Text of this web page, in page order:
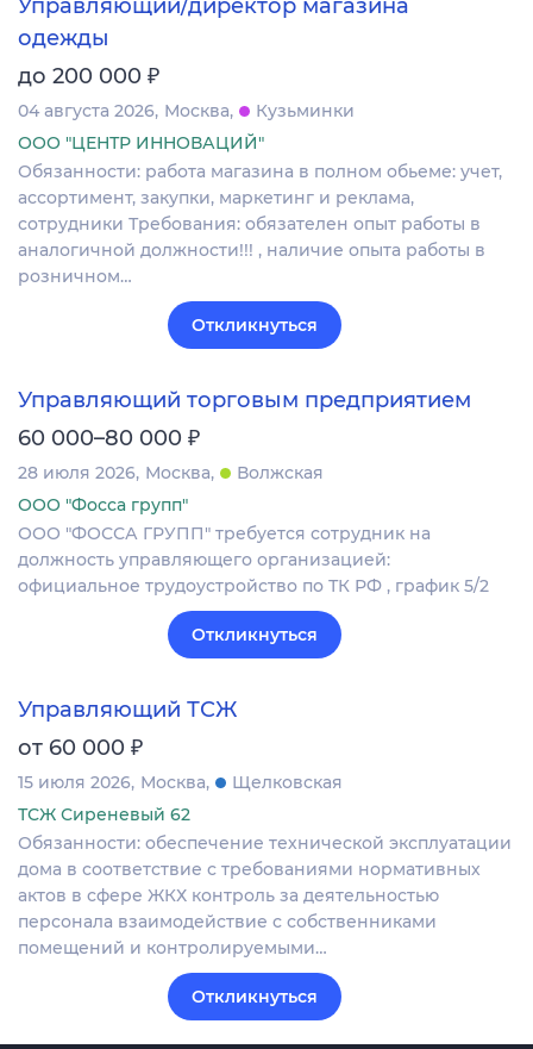
Управляющий/директор магазина
одежды
до 200 000 ₽
04 августа 2026 Москва
Кузьминки
ООО "ЦЕНТР ИННОВАЦИЙ"
Обязанности: работа магазина в полном обьеме: учет,
ассортимент, закупки, маркетинг и реклама,
сотрудники Требования: обязателен опыт работы в
аналогичной должности!!! , наличие опыта работы в
розничном…
Откликнуться
Управляющий торговым предприятием
60 000–80 000 ₽
28 июля 2026 Москва
Волжская
ООО "Фосса групп"
ООО "ФОССА ГРУПП" требуется сотрудник на
должность управляющего организацией:
официальное трудоустройство по ТК РФ , график 5/2
Откликнуться
Управляющий ТСЖ
от 60 000 ₽
15 июля 2026 Москва
Щелковская
ТСЖ Сиреневый 62
Обязанности: обеспечение технической эксплуатации
дома в соответствие с требованиями нормативных
актов в сфере ЖКХ контроль за деятельностью
персонала взаимодействие с собственниками
помещений и контролируемыми…
Откликнуться